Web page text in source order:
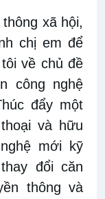
xã hội,
chị em để
về chủ đề
công nghệ
đẩy một
và hữu
mới kỹ
đổi căn
thông và